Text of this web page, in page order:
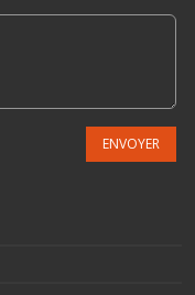
ENVOYER